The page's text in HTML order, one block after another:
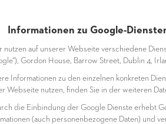
Informationen zu Google-
nutzen auf unserer Webseite verschiedene
Gordon House, Barrow Street, Dublin 4,
Informationen zu den einzelnen konkreten
Webseite nutzen, finden Sie in der weiteren
die Einbindung der Google Dienste erhebt
(auch personenbezogene Daten) und